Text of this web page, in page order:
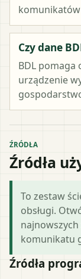
Czy dane
BDL pomaga
urządzenie
ŹRÓDŁA
Źródła
To zestaw
obsługi.
komunikatu
Źródła